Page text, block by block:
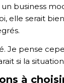
business
elle serait
Je pense
si la
à